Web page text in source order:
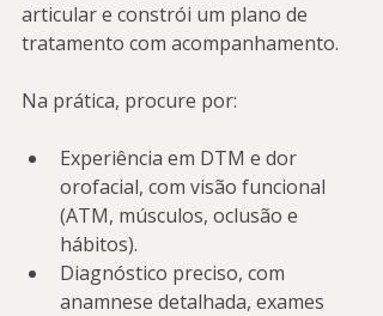
articular e constrói um plano de
tratamento com acompanhamento.
Na prática, procure por:
Experiência em DTM e dor
orofacial, com visão funcional
(ATM, músculos, oclusão e
hábitos).
Diagnóstico preciso, com
anamnese detalhada, exames